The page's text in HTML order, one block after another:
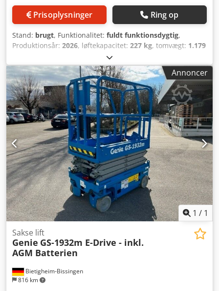
Prisoplysninger Ring op
Stand: brugt, Funktionalitet: fuldt funktionsdygtig,
Produktionsår: 2026, løftekapacitet: 227 kg, tomvægt: 1.179
1.970 mm, brændstoftype:
samlet længde:1.400 mm, drivtype:Elektro,
konstruktionsbredde:810 mm, arbejdshøjde:7.550 mm,
Saksearbejdsplatform Codpfxjyn Svle Ab Rorf Teknisk
stand: Ny
Annoncer
1 / 1
Bietigheim-Bissingen
816 km
Sakse lift
Genie GS-1932m E-Drive - inkl.
AGM Batterien